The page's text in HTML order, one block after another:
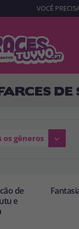
VOCÊ
os gêneros
de
e